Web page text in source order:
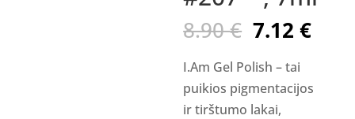
8.90€ Original
was:
8.90 €.
7.12€
I.Am Gel Polish – tai
puikios pigmentacijos
ir tirštumo lakai,